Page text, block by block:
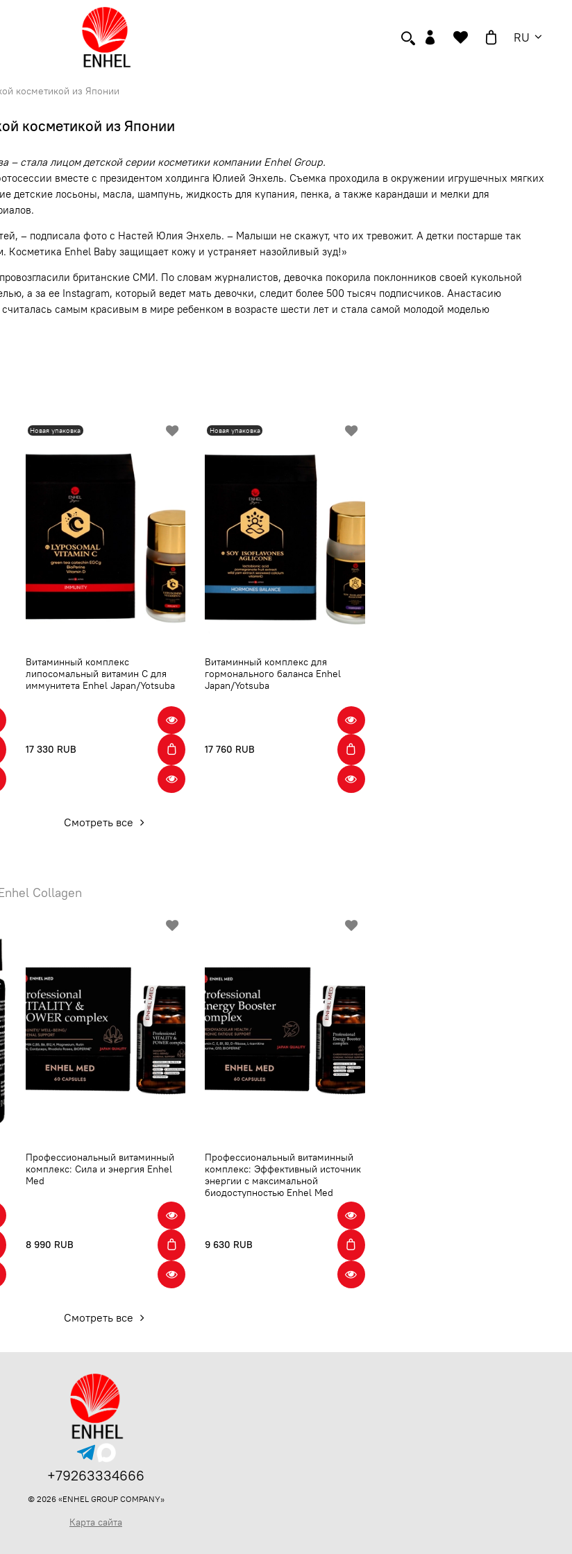
RU
косметикой из Японии
косметикой из Японии
– стала лицом детской серии косметики компании Enhel Group.
вместе с президентом холдинга Юлией Энхель. Съемка проходила в окружении игрушечных мягких
детские лосьоны, масла, шампунь, жидкость для купания, пенка, а также карандаши и мелки для
– подписала фото с Настей Юлия Энхель. – Малыши не скажут, что их тревожит. А детки постарше так
Косметика Enhel Baby защищает кожу и устраняет назойливый зуд!»
британские СМИ. По словам журналистов, девочка покорила поклонников своей кукольной
а за ее Instagram, который ведет мать девочки, следит более 500 тысяч подписчиков. Анастасию
самым красивым в мире ребенком в возрасте шести лет и стала самой молодой моделью
Новая упаковка
Витаминный комплекс
липосомальный витамин С для
иммунитета Enhel Japan/Yotsuba
17 330 RUB
Новая упаковка
Витаминный комплекс для
гормонального баланса Enhel
Japan/Yotsuba
17 760 RUB
Смотреть все
Collagen
Профессиональный витаминный
комплекс: Сила и энергия Enhel
Med
8 990 RUB
Профессиональный витаминный
комплекс: Эффективный источник
энергии с максимальной
биодоступностью Enhel Med
9 630 RUB
Смотреть все
+79263334666
© 2026 «ENHEL GROUP COMPANY»
Карта сайта